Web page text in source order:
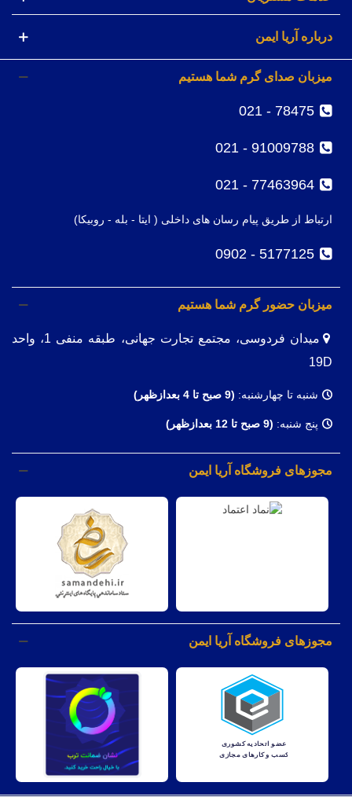
درباره آریا ایمن
میزبان صدای گرم شما هستیم
78475 - 021
91009788 - 021
77463964 - 021
ارتباط از طریق پیام رسان های داخلی ( ایتا - بله - روبیکا)
5177125 - 0902
میزبان حضور گرم شما هستیم
میدان فردوسی، مجتمع تجارت جهانی، طبقه منفی 1، واحد
19D
شنبه تا چهارشنبه: (9 صبح تا 4 بعدازظهر)
پنج شنبه: (9 صبح تا 12 بعدازظهر)
مجوزهای فروشگاه آریا ایمن
مجوزهای فروشگاه آریا ایمن